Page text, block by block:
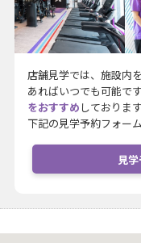
店舗見学では、施設内
あればいつでも可能で
をおすすめ しております
下記の見学予約フォー
見